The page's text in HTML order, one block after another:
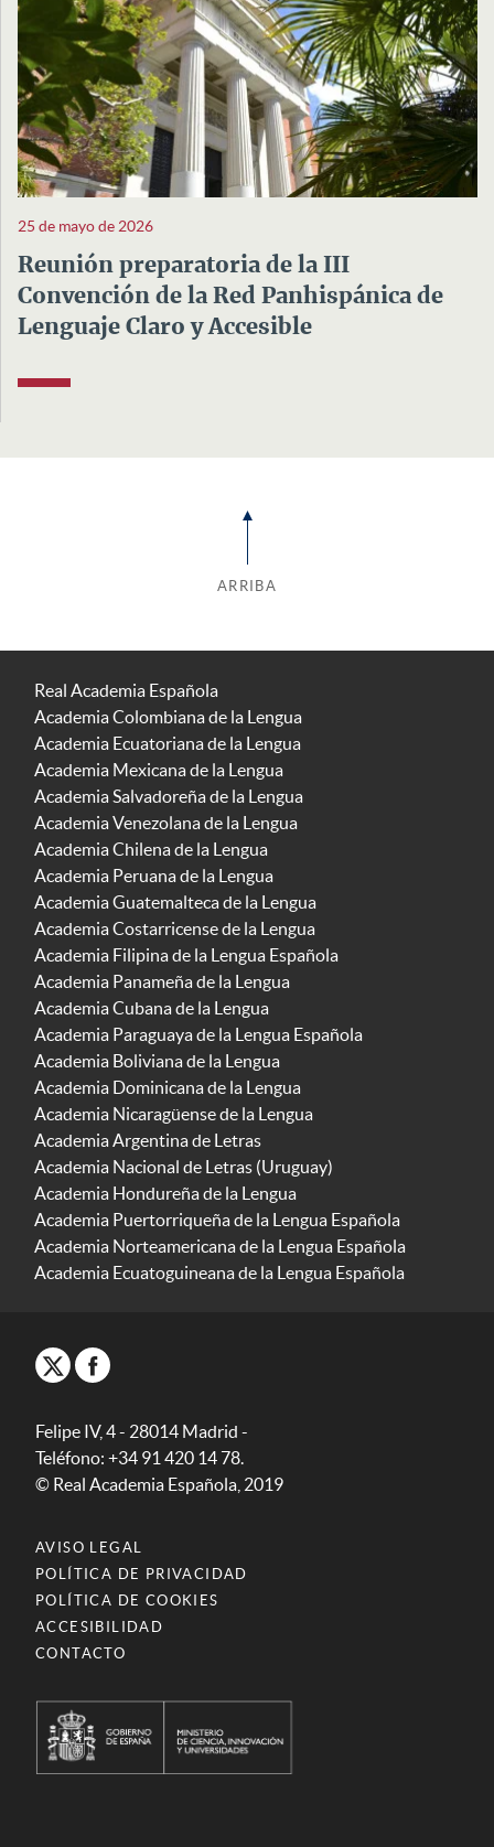
25 de mayo de 2026
Reunión preparatoria de la III
Convención de la Red Panhispánica de
Lenguaje Claro y Accesible
ARRIBA
Real Academia Española
Academia Colombiana de la Lengua
Academia Ecuatoriana de la Lengua
Academia Mexicana de la Lengua
Academia Salvadoreña de la Lengua
Academia Venezolana de la Lengua
Academia Chilena de la Lengua
Academia Peruana de la Lengua
Academia Guatemalteca de la Lengua
Academia Costarricense de la Lengua
Academia Filipina de la Lengua Española
Academia Panameña de la Lengua
Academia Cubana de la Lengua
Academia Paraguaya de la Lengua Española
Academia Boliviana de la Lengua
Academia Dominicana de la Lengua
Academia Nicaragüense de la Lengua
Academia Argentina de Letras
Academia Nacional de Letras (Uruguay)
Academia Hondureña de la Lengua
Academia Puertorriqueña de la Lengua Española
Academia Norteamericana de la Lengua Española
Academia Ecuatoguineana de la Lengua Española
Felipe IV, 4 - 28014 Madrid -
Teléfono: +34 91 420 14 78.
© Real Academia Española, 2019
AVISO LEGAL
POLÍTICA DE PRIVACIDAD
POLÍTICA DE COOKIES
ACCESIBILIDAD
CONTACTO